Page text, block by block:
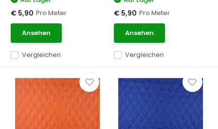
Vergleichen
€ 5,90 Pro Meter
Ansehen
Vergleichen
€ 5,90 Pro Meter
Ansehen